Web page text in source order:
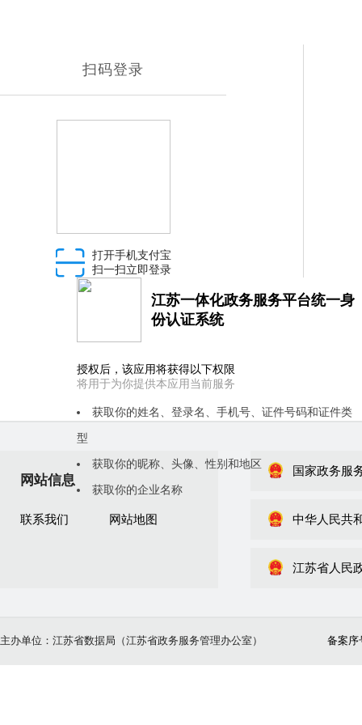
扫码登录
打开手机支付宝
扫一扫立即登录
江苏一体化政务服务平台统一身
份认证系统
授权后，该应用将获得以下权限
将用于为你提供本应用当前服务
获取你的姓名、登录名、手机号、证件号码和证件类
型
获取你的昵称、头像、性别和地区
获取你的企业名称
网站信息
联系我们 网站地图
国家政务服
中华人民共
江苏省人民
主办单位：江苏省数据局（江苏省政务服务管理办公室） 备案序